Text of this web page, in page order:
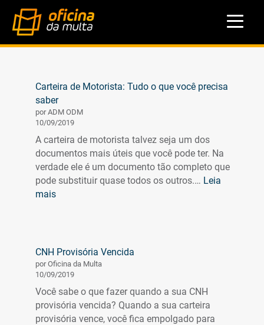
Carteira de Motorista: Tudo o que você precisa
saber
por ADM ODM
10/09/2019
A carteira de motorista talvez seja um dos
documentos mais úteis que você pode ter. Na
verdade ele é um documento tão completo que
pode substituir quase todos os outros.… Leia
mais:
Tudo
o
que
você
precisa
saber
CNH Provisória Vencida
por Oficina da Multa
10/09/2019
Você sabe o que fazer quando a sua CNH
provisória vencida? Quando a sua carteira
provisória vence, você fica empolgado para